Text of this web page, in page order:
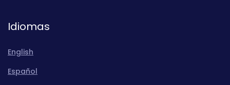
Idiomas
English
Español